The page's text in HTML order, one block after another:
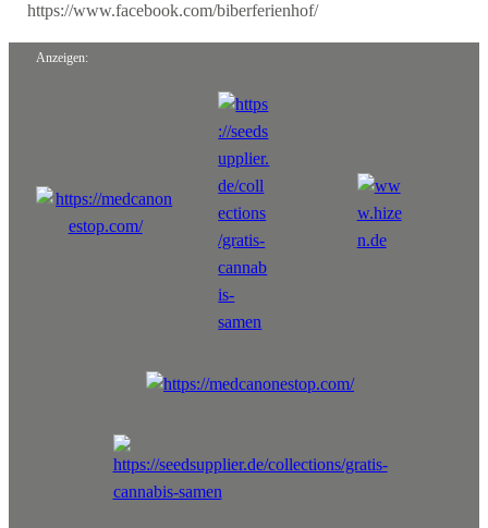
https://www.facebook.com/biberferienhof/
Anzeigen: